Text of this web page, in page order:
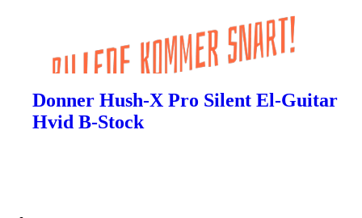
Donner Hush-X Pro Silent El-Guitar
Hvid B-Stock